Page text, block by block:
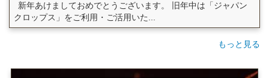
新年あけましておめでとうございます。 旧年中は「ジャパン
クロップス」をご利用・ご活用いた...
もっと見る